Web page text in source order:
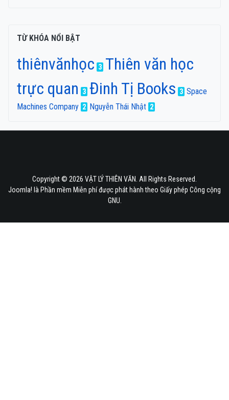
TỪ KHÓA NỔI BẬT
thiênvănhọc 3 Thiên văn học
trực quan
3 Đinh Tị Books 3 Space
Machines Company 2 Nguyễn Thái Nhật 2
Copyright © 2026 VẬT LÝ THIÊN VĂN. All Rights Reserved.
Joomla! là Phần mềm Miễn phí được phát hành theo Giấy phép Công cộng
GNU.